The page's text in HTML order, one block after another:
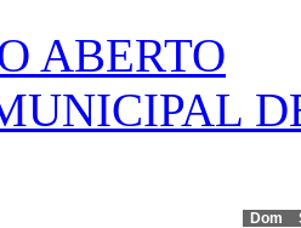
ABERTO
Dom